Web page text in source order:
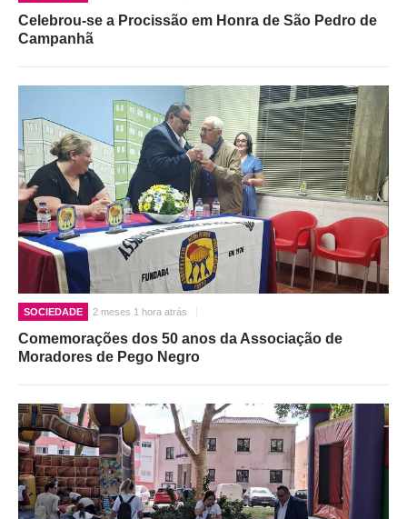
Celebrou-se a Procissão em Honra de São Pedro de
Campanhã
SOCIEDADE 2 meses 1 hora atrás
Comemorações dos 50 anos da Associação de
Moradores de Pego Negro